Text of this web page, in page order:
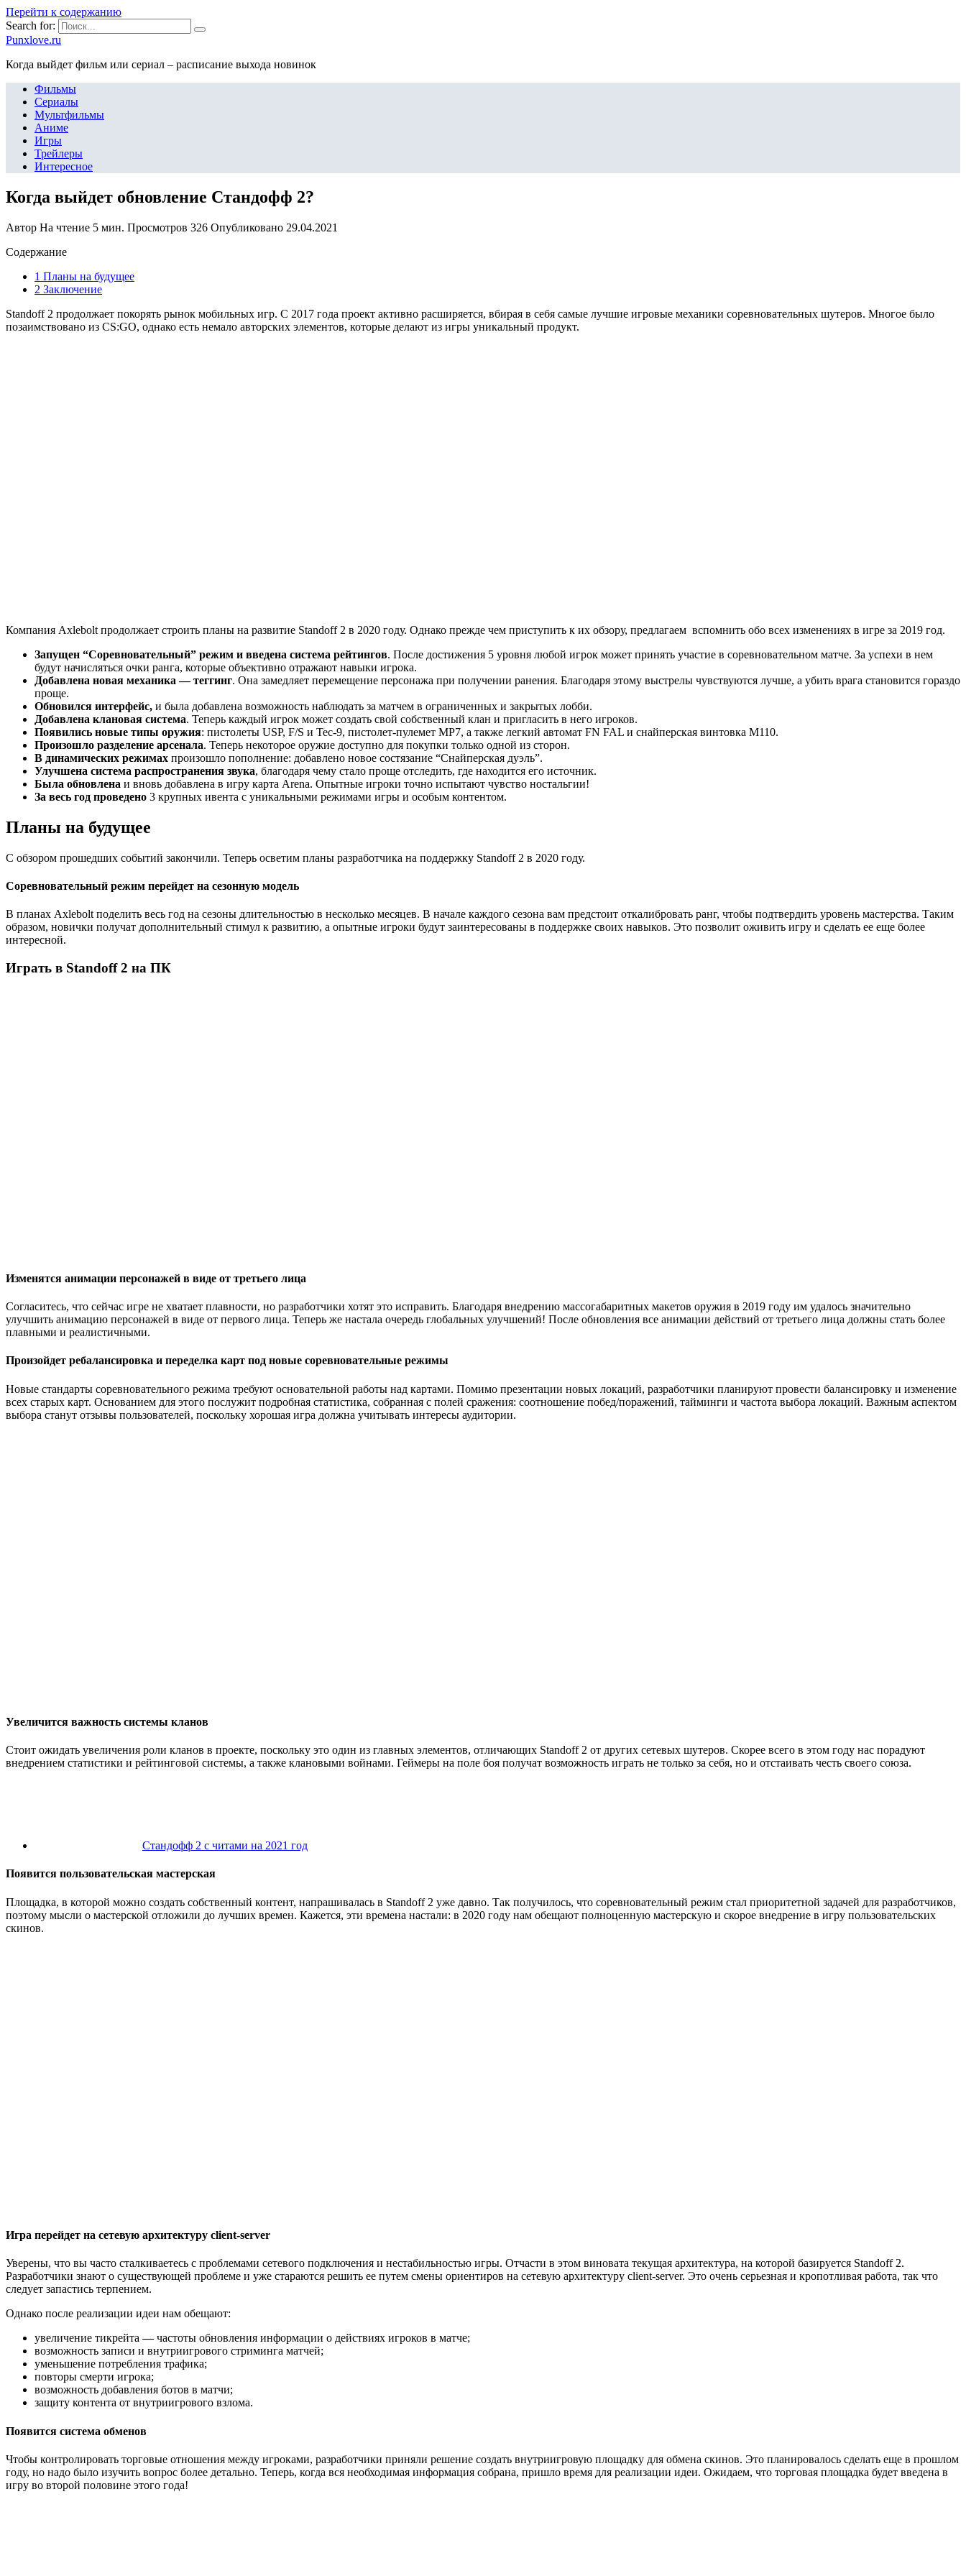
Перейти к содержанию
Search for:
Punxlove.ru
Когда выйдет фильм или сериал – расписание выхода новинок
Фильмы
Сериалы
Мультфильмы
Аниме
Игры
Трейлеры
Интересное
Когда выйдет обновление Стандофф 2?
Автор На чтение 5 мин. Просмотров 326 Опубликовано 29.04.2021
Содержание
1 Планы на будущее
2 Заключение
Standoff 2 продолжает покорять рынок мобильных игр. С 2017 года проект активно расширяется, вбирая в себя самые лучшие игровые механики соревновательных шутеров. Многое было
позаимствовано из CS:GO, однако есть немало авторских элементов, которые делают из игры уникальный продукт.
Компания Axlebolt продолжает строить планы на развитие Standoff 2 в 2020 году. Однако прежде чем приступить к их обзору, предлагаем вспомнить обо всех изменениях в игре за 2019 год.
Запущен “Соревновательный” режим и введена система рейтингов. После достижения 5 уровня любой игрок может принять участие в соревновательном матче. За успехи в нем
будут начисляться очки ранга, которые объективно отражают навыки игрока.
Добавлена новая механика — теггинг. Она замедляет перемещение персонажа при получении ранения. Благодаря этому выстрелы чувствуются лучше, а убить врага становится гораздо
проще.
Обновился интерфейс, и была добавлена возможность наблюдать за матчем в ограниченных и закрытых лобби.
Добавлена клановая система. Теперь каждый игрок может создать свой собственный клан и пригласить в него игроков.
Появились новые типы оружия: пистолеты USP, F/S и Tec-9, пистолет-пулемет MP7, а также легкий автомат FN FAL и снайперская винтовка M110.
Произошло разделение арсенала. Теперь некоторое оружие доступно для покупки только одной из сторон.
В динамических режимах произошло пополнение: добавлено новое состязание “Снайперская дуэль”.
Улучшена система распространения звука, благодаря чему стало проще отследить, где находится его источник.
Была обновлена и вновь добавлена в игру карта Arena. Опытные игроки точно испытают чувство ностальгии!
За весь год проведено 3 крупных ивента с уникальными режимами игры и особым контентом.
Планы на будущее
С обзором прошедших событий закончили. Теперь осветим планы разработчика на поддержку Standoff 2 в 2020 году.
Соревновательный режим перейдет на сезонную модель
В планах Axlebolt поделить весь год на сезоны длительностью в несколько месяцев. В начале каждого сезона вам предстоит откалибровать ранг, чтобы подтвердить уровень мастерства. Таким
образом, новички получат дополнительный стимул к развитию, а опытные игроки будут заинтересованы в поддержке своих навыков. Это позволит оживить игру и сделать ее еще более
интересной.
Играть в Standoff 2 на ПК
Изменятся анимации персонажей в виде от третьего лица
Согласитесь, что сейчас игре не хватает плавности, но разработчики хотят это исправить. Благодаря внедрению массогабаритных макетов оружия в 2019 году им удалось значительно
улучшить анимацию персонажей в виде от первого лица. Теперь же настала очередь глобальных улучшений! После обновления все анимации действий от третьего лица должны стать более
плавными и реалистичными.
Произойдет ребалансировка и переделка карт под новые соревновательные режимы
Новые стандарты соревновательного режима требуют основательной работы над картами. Помимо презентации новых локаций, разработчики планируют провести балансировку и изменение
всех старых карт. Основанием для этого послужит подробная статистика, собранная с полей сражения: соотношение побед/поражений, тайминги и частота выбора локаций. Важным аспектом
выбора станут отзывы пользователей, поскольку хорошая игра должна учитывать интересы аудитории.
Увеличится важность системы кланов
Стоит ожидать увеличения роли кланов в проекте, поскольку это один из главных элементов, отличающих Standoff 2 от других сетевых шутеров. Скорее всего в этом году нас порадуют
внедрением статистики и рейтинговой системы, а также клановыми войнами. Геймеры на поле боя получат возможность играть не только за себя, но и отстаивать честь своего союза.
Стандофф 2 с читами на 2021 год
Появится пользовательская мастерская
Площадка, в которой можно создать собственный контент, напрашивалась в Standoff 2 уже давно. Так получилось, что соревновательный режим стал приоритетной задачей для разработчиков,
поэтому мысли о мастерской отложили до лучших времен. Кажется, эти времена настали: в 2020 году нам обещают полноценную мастерскую и скорое внедрение в игру пользовательских
скинов.
Игра перейдет на сетевую архитектуру client-server
Уверены, что вы часто сталкиваетесь с проблемами сетевого подключения и нестабильностью игры. Отчасти в этом виновата текущая архитектура, на которой базируется Standoff 2.
Разработчики знают о существующей проблеме и уже стараются решить ее путем смены ориентиров на сетевую архитектуру client-server. Это очень серьезная и кропотливая работа, так что
следует запастись терпением.
Однако после реализации идеи нам обещают:
увеличение тикрейта—частоты обновления информации о действиях игроков в матче;
возможность записи и внутриигрового стриминга матчей;
уменьшение потребления трафика;
повторы смерти игрока;
возможность добавления ботов в матчи;
защиту контента от внутриигрового взлома.
Появится система обменов
Чтобы контролировать торговые отношения между игроками, разработчики приняли решение создать внутриигровую площадку для обмена скинов. Это планировалось сделать еще в прошлом
году, но надо было изучить вопрос более детально. Теперь, когда вся необходимая информация собрана, пришло время для реализации идеи. Ожидаем, что торговая площадка будет введена в
игру во второй половине этого года!